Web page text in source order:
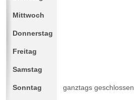
ganztags geschlossen